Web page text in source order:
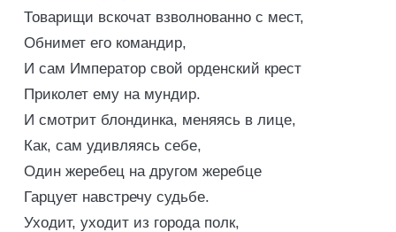
Товарищи вскочат взволнованно с мест,
Обнимет его командир,
И сам Император свой орденский крест
Приколет ему на мундир.
И смотрит блондинка, меняясь в лице,
Как, сам удивляясь себе,
Один жеребец на другом жеребце
Гарцует навстречу судьбе.
Уходит, уходит из города полк,